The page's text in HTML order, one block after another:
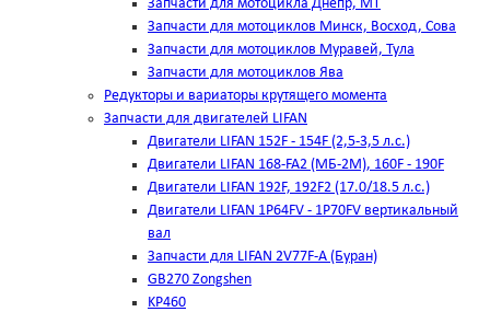
Запчасти для мотоцикла Днепр, МТ
Запчасти для мотоциклов Минск, Восход, Сова
Запчасти для мотоциклов Муравей, Тула
Запчасти для мотоциклов Ява
Редукторы и вариаторы крутящего момента
Запчасти для двигателей LIFAN
Двигатели LIFAN 152F - 154F (2,5-3,5 л.с.)
Двигатели LIFAN 168-FA2 (МБ-2М), 160F - 190F
Двигатели LIFAN 192F, 192F2 (17.0/18.5 л.с.)
Двигатели LIFAN 1Р64FV - 1Р70FV вертикальный
вал
Запчасти для LIFAN 2V77F-A (Буран)
GB270 Zongshen
KP460